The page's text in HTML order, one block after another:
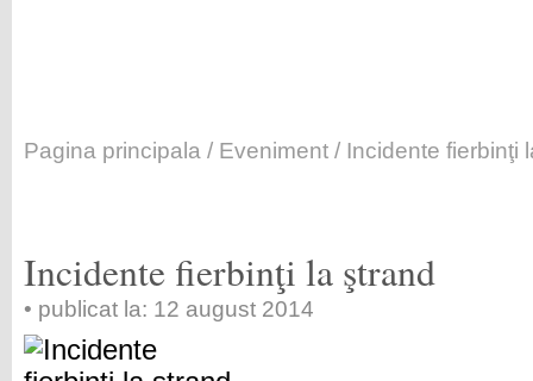
Pagina principala / Eveniment / Incidente fierbinţi
Incidente fierbinţi la ştrand
• publicat la: 12 august 2014